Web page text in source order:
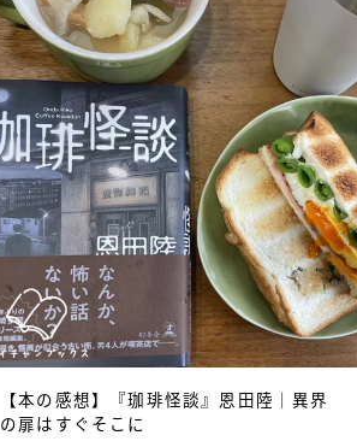
【本の感想】『珈琲怪談』恩田陸｜異界
の扉はすぐそこに